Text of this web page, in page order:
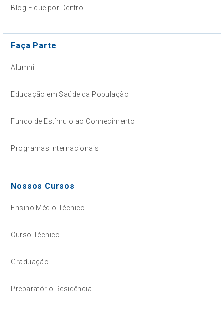
Blog Fique por Dentro
Faça Parte
Alumni
Educação em Saúde da População
Fundo de Estímulo ao Conhecimento
Programas Internacionais
Nossos Cursos
Ensino Médio Técnico
Curso Técnico
Graduação
Preparatório Residência